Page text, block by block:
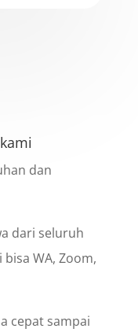
dan
dari seluruh
WA, Zoom,
cepat sampai